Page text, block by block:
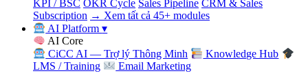
KPI / BSC OKR Cycle Sales Pipeline CRM & Sales
Subscription → Xem tất cả 45+ modules
AI Platform▾
AI Core
CiCC AI — Trợ lý Thông Minh
Knowledge Hub
LMS / Training
Email Marketing